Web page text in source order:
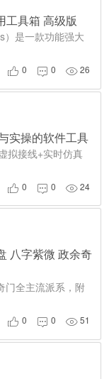
工具箱 高级版
）是一款功能强大
 0  0 26
实操的软件工具
拟接线+实时仿真
 0  0 24
八字紫微 政余奇
门全主流派系，附
 0  0 51